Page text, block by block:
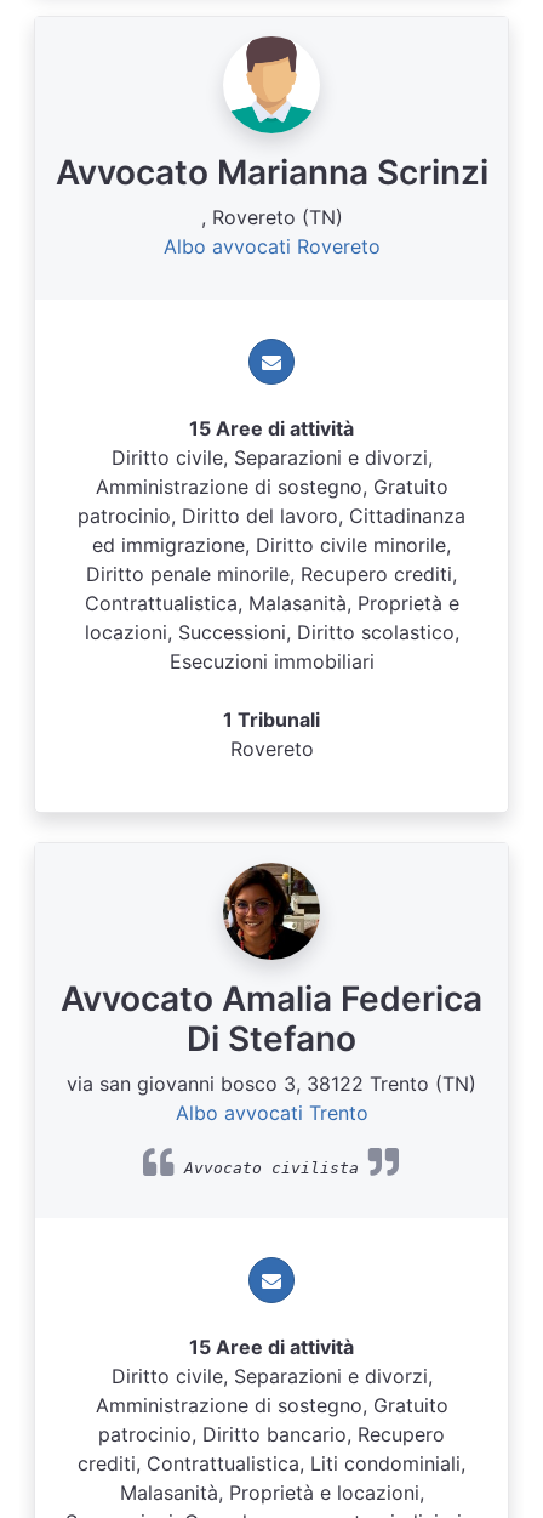
Avvocato Marianna Scrinzi
, Rovereto (TN)
Albo avvocati Rovereto
15 Aree di attività
Diritto civile, Separazioni e divorzi,
Amministrazione di sostegno, Gratuito
patrocinio, Diritto del lavoro, Cittadinanza
ed immigrazione, Diritto civile minorile,
Diritto penale minorile, Recupero crediti,
Contrattualistica, Malasanità, Proprietà e
locazioni, Successioni, Diritto scolastico,
Esecuzioni immobiliari
1 Tribunali
Rovereto
Avvocato Amalia Federica
Di Stefano
via san giovanni bosco 3, 38122 Trento (TN)
Albo avvocati Trento
Avvocato civilista
15 Aree di attività
Diritto civile, Separazioni e divorzi,
Amministrazione di sostegno, Gratuito
patrocinio, Diritto bancario, Recupero
crediti, Contrattualistica, Liti condominiali,
Malasanità, Proprietà e locazioni,